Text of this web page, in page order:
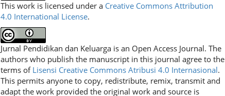
This work is licensed under a Creative Commons Attribution
4.0 International License.
Jurnal Pendidikan dan Keluarga is an Open Access Journal. The
authors who publish the manuscript in this journal agree to the
terms of Lisensi Creative Commons Atribusi 4.0 Internasional.
This permits anyone to copy, redistribute, remix, transmit and
adapt the work provided the original work and source is